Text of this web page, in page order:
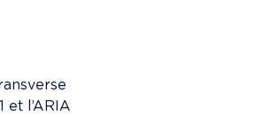
et l’ARIA